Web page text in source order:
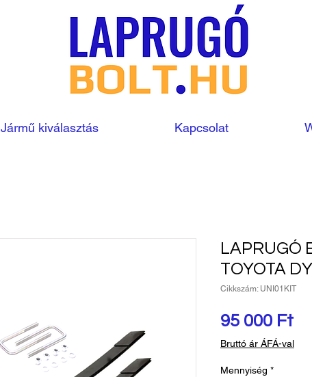
Jármű kiválasztás Kapcsolat
LAPRUGÓ
TOYOTA
Cikkszám: UNI01KIT
95 000 FtÁr
Bruttó ár ÁFÁ-val
Mennyiség *